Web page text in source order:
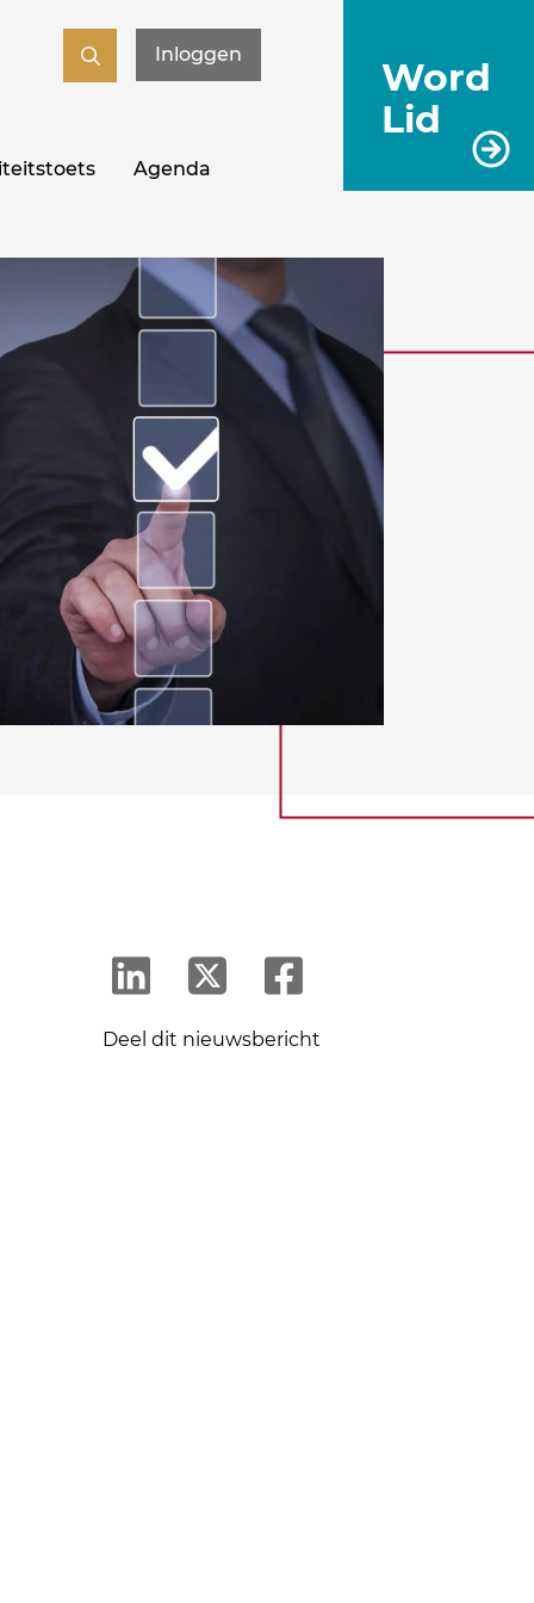
Word
Lid
Inloggen
Agenda
Deel dit nieuwsbericht